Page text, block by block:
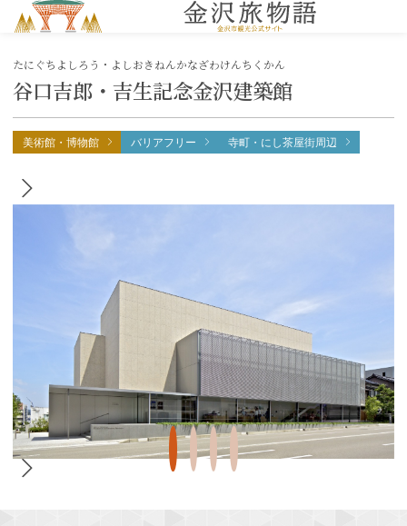
谷口吉郎・吉生記念金沢建築館
たにぐちよしろう・よしおきねんかなざわけんちくかん
美術館・博物館 バリアフリー 寺町・にし茶屋街周辺